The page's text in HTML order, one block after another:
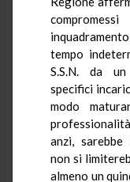
tempo
S.S.N. da
specifici
modo
anzi, sarebbe
non si
almeno un